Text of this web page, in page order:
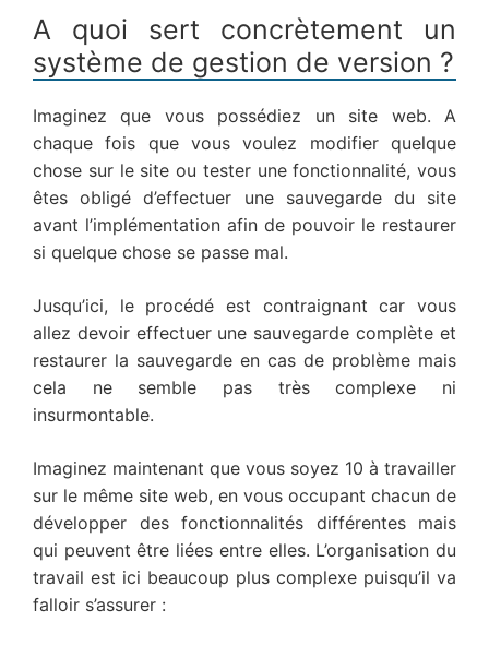
A quoi sert concrètement un
système de gestion de version ?
Imaginez que vous possédiez un site web. A
chaque fois que vous voulez modifier quelque
chose sur le site ou tester une fonctionnalité, vous
êtes obligé d’effectuer une sauvegarde du site
avant l’implémentation afin de pouvoir le restaurer
si quelque chose se passe mal.
Jusqu’ici, le procédé est contraignant car vous
allez devoir effectuer une sauvegarde complète et
restaurer la sauvegarde en cas de problème mais
cela ne semble pas très complexe ni
insurmontable.
Imaginez maintenant que vous soyez 10 à travailler
sur le même site web, en vous occupant chacun de
développer des fonctionnalités différentes mais
qui peuvent être liées entre elles. L’organisation du
travail est ici beaucoup plus complexe puisqu’il va
falloir s’assurer :